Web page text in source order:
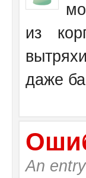
из
даже
An